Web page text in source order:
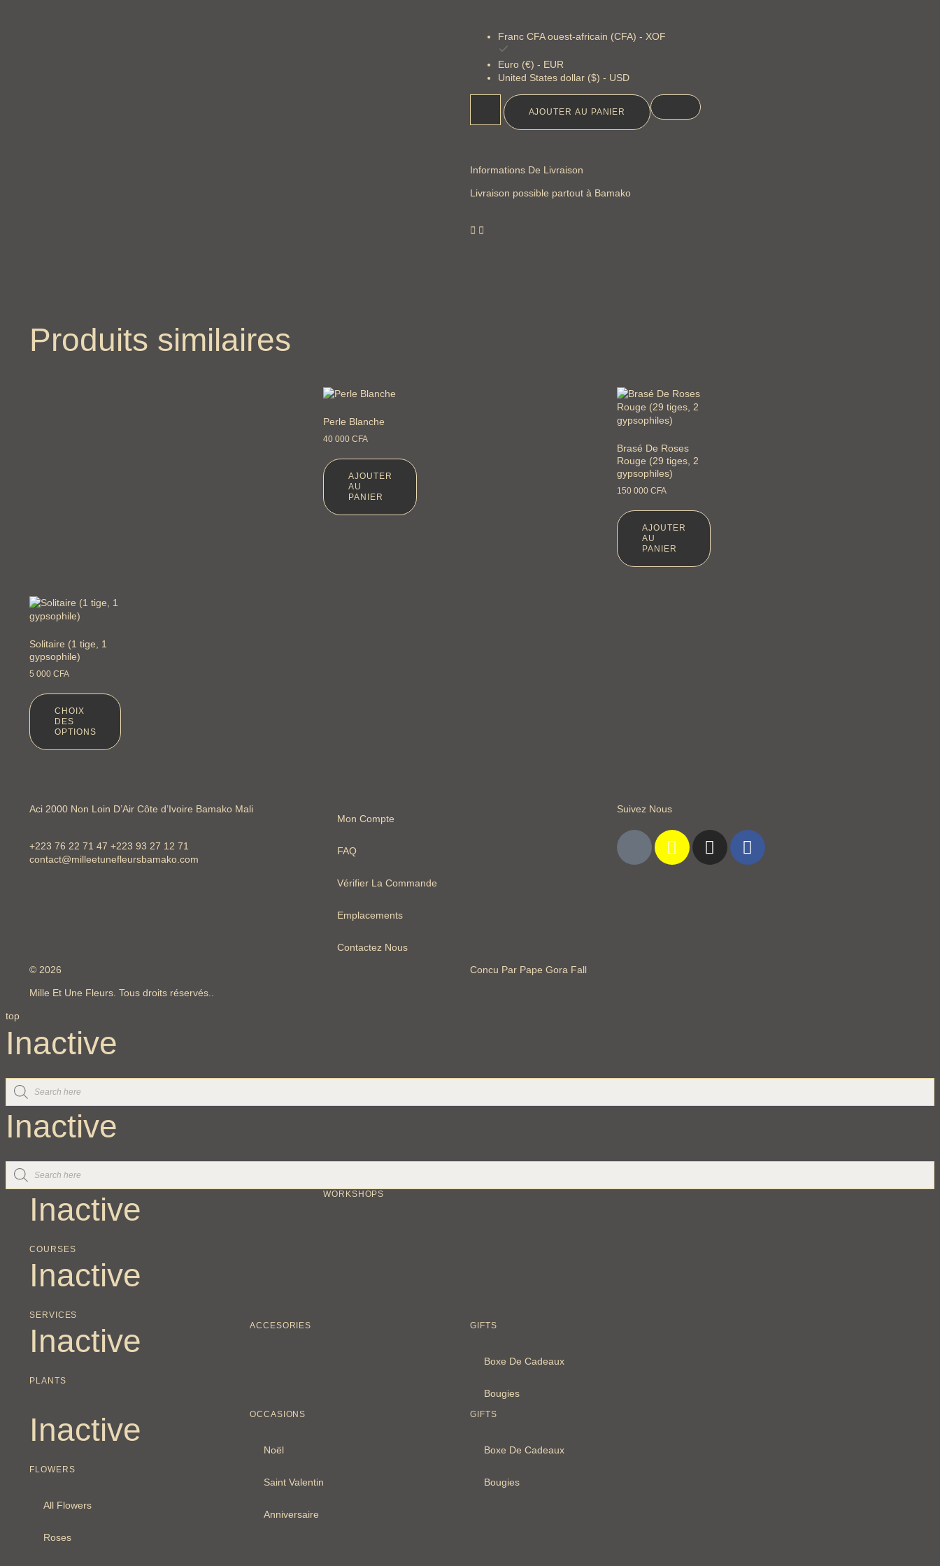
Franc CFA ouest-africain (CFA) - XOF
Euro (€) - EUR
United States dollar ($) - USD
AJOUTER AU PANIER
Informations De Livraison
Livraison possible partout à Bamako
Produits similaires
Perle Blanche
40 000 CFA
AJOUTER
AU
PANIER
Brasé De Roses
Rouge (29 tiges, 2
gypsophiles)
150 000 CFA
AJOUTER
AU
PANIER
Solitaire (1 tige, 1
gypsophile)
5 000 CFA
CHOIX
DES
OPTIONS
Aci 2000 Non Loin D’Air Côte d’Ivoire Bamako Mali
+223 76 22 71 47 +223 93 27 12 71
contact@milleetunefleursbamako.com
Mon Compte
FAQ
Vérifier La Commande
Emplacements
Contactez Nous
Suivez Nous
© 2026
Mille Et Une Fleurs. Tous droits réservés..
Concu Par Pape Gora Fall
top
Inactive
Inactive
Inactive
COURSES
WORKSHOPS
Inactive
SERVICES
Inactive
PLANTS
ACCESORIES GIFTS
Boxe De Cadeaux
Bougies
Inactive
FLOWERS
All Flowers
Roses
OCCASIONS
Noël
Saint Valentin
Anniversaire
GIFTS
Boxe De Cadeaux
Bougies